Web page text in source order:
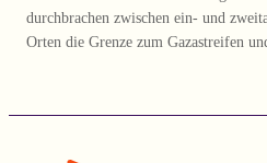
durchbrachen zwischen ein- und
Orten die Grenze zum Gazastreifen